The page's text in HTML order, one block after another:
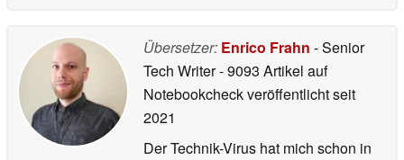
Übersetzer: Enrico Frahn - Senior
Tech Writer- 9093 Artikel auf
Notebookcheck veröffentlichtseit
2021
Der Technik-Virus hat mich schon in